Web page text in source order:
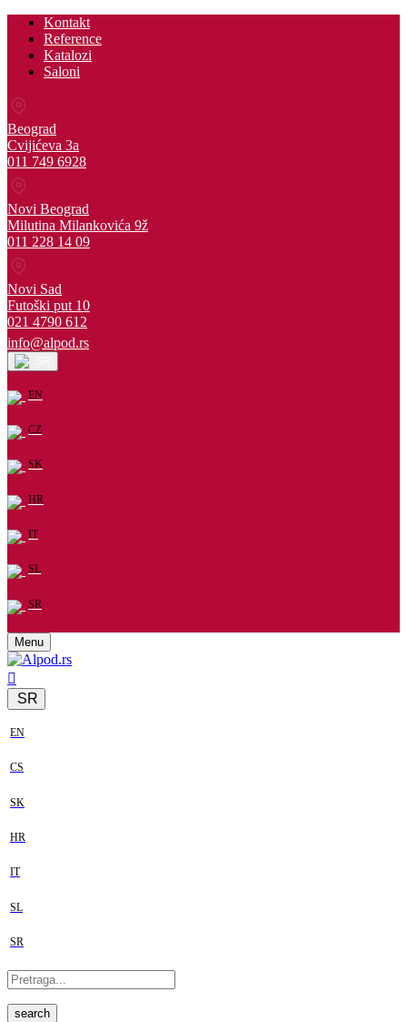
Kontakt
Reference
Katalozi
Saloni
Beograd
Cvijićeva 3a
011 749 6928
Novi Beograd
Milutina Milankovića 9ž
011 228 14 09
Novi Sad
Futoški put 10
021 4790 612
info@alpod.rs
EN
CZ
SK
HR
IT
SL
SR
Menu
SR
EN
CS
SK
HR
IT
SL
SR
search